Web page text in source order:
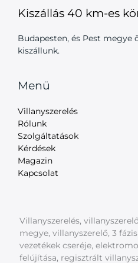
Kiszállás 40 km-es
Budapesten, és Pest megye
kiszállunk.
Menü
Villanyszerelés
Rólunk
Szolgáltatások
Kérdések
Magazin
Kapcsolat
Villanyszerelés,
megye, villanyszerelő, 3
vezetékek cseréje,
felújítása, regisztrált